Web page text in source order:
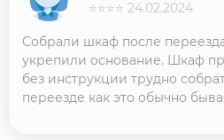
Собрали шкаф после
укрепили основание. Шкаф
без инструкции трудно
переезде как это обычно
⭐⭐⭐⭐ 24.02.2024